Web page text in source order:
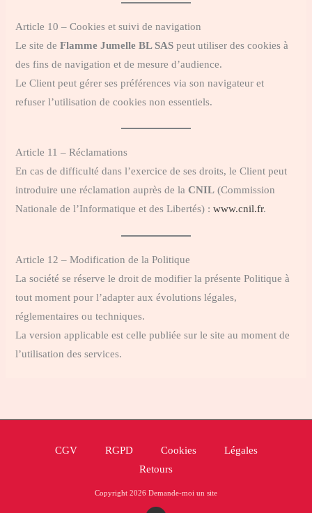
Article 10 – Cookies et suivi de navigation
Le site deFlamme Jumelle BL SAS peut utiliser des cookies à
des fins de navigation et de mesure d’audience.
Le Client peut gérer ses préférences via son navigateur et
refuser l’utilisation de cookies non essentiels.
Article 11 – Réclamations
En cas de difficulté dans l’exercice de ses droits, le Client peut
introduire une réclamation auprès de laCNIL (Commission
Nationale de l’Informatique et des Libertés) :www.cnil.fr.
Article 12 – Modification de la Politique
La société se réserve le droit de modifier la présente Politique à
tout moment pour l’adapter aux évolutions légales,
réglementaires ou techniques.
La version applicable est celle publiée sur le site au moment de
l’utilisation des services.
CGV RGPD Cookies
Légales
Retours
Copyright 2026 Demande-moi un site